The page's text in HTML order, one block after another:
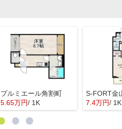
プルミエール角割町
5.65万円/ 1K
S-FORT金
7.4万円/ 1K